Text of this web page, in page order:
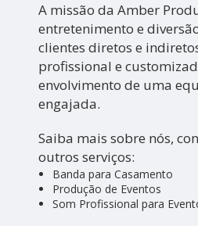
A missão da Amber
entretenimento e
clientes diretos e
profissional e
envolvimento de uma
engajada.
Saiba mais sobre nós,
outros serviços:
Banda para Casamento
Produção de Eventos
Som Profissional para